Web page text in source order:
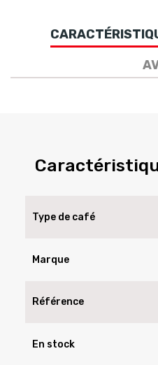
Type de café
Marque
Référence
En stock